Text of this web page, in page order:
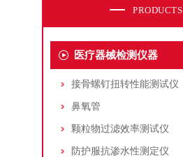
PRODUCTS
医疗器械检测仪器
接骨螺钉扭转性能测试仪
鼻氧管
颗粒物过滤效率测试仪
防护服抗渗水性测定仪